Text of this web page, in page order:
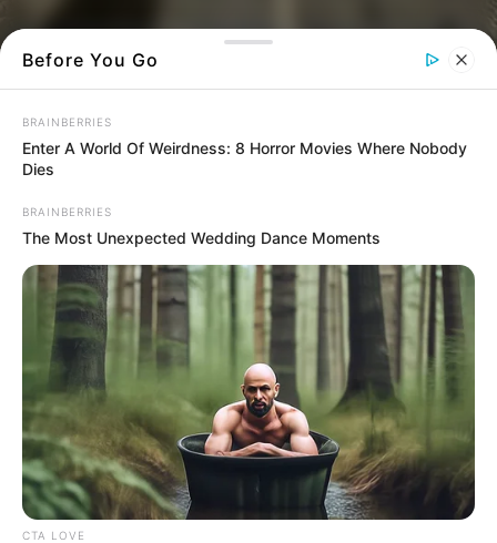
Βράδυ σκιά
Αυτό που έβλεπαν τις εξόργισε και
κάλεσαν τις αρχές
Στη σύλληψη ενός 50χρονου αλλοδαπού
προχώρησαν χθες το πρωί οι άνδρες του
Λιμενικού στα Νέα Στύρα, μετά από
καταγγελίες για απρεπείς πράξεις σε δημόσιο
χώρο.
Before You Go
BRAINBERRIES
Enter A World Of Weirdness: 8 Horror Movies Where Nobody
Dies
BRAINBERRIES
The Most Unexpected Wedding Dance Moments
CTA LOVE